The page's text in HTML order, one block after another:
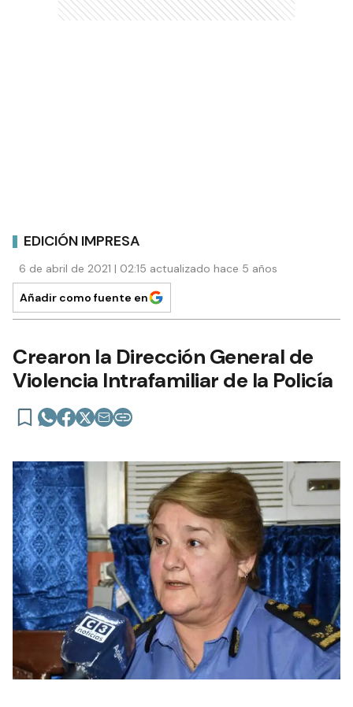
EDICIÓN IMPRESA
6 de abril de 2021 | 02:15 actualizado hace 5 años
Añadir como fuente en
Crearon la Dirección General de
Violencia Intrafamiliar de la Policía